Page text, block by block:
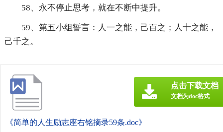
58、永不停止思考，就在不断中提升。
59、第五小组誓言：人一之能，己百之；人十之能，
己千之。
《简单的人生励志座右铭摘录59条.doc》
点击下载文档
文档为doc格式